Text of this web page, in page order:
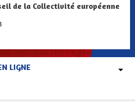
de la Collectivité européenne
LIGNE